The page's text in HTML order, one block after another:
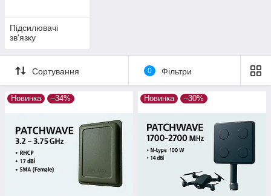
Підсилювачі
зв'язку
Сортування 0 Фільтри
Новинка –34% Новинка –30%